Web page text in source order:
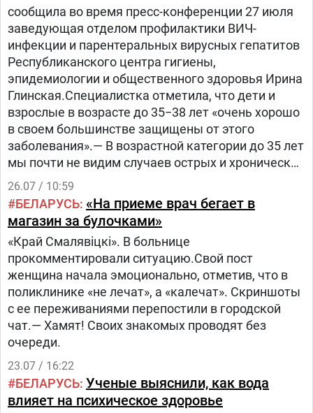
сообщила во время пресс-конференции 27 июля
заведующая отделом профилактики ВИЧ-
инфекции и парентеральных вирусных гепатитов
Республиканского центра гигиены,
эпидемиологии и общественного здоровья Ирина
Глинская.Специалистка отметила, что дети и
взрослые в возрасте до 35−38 лет «очень хорошо
в своем большинстве защищены от этого
заболевания».— В возрастной категории до 35 лет
мы почти не видим случаев острых и хронических
гепатитов, — сообщила Ирина Глинская.Спикер
подчеркнула, что таких результатов удалось
добиться благодаря проводимой длительное
время массовой вакцинации. В Беларуси
бесплатная прививка против гепатита В
предусмотрена для детей с 12 часов
жизни.«Более 97% детей в возрасте до года
ежегодно получают вакцинацию против гепатита
В, и эта защита сохраняется длительный период,
20 лет и более», — сказала Ирина
Глинская.Бесплатную вакцину получают и
взрослые, которые имеют более высокий риск
заражения.
26.07 / 10:59
БЕЛАРУСЬ «На приеме врач бегает в
магазин за булочками»
«Край Смалявіцкі». В больнице
прокомментировали ситуацию.Свой пост
женщина начала эмоционально, отметив, что в
поликлинике «не лечат», а «калечат». Скриншоты
с ее переживаниями перепостили в городской
чат.— Хамят! Своих знакомых проводят без
очереди.
23.07 / 16:22
БЕЛАРУСЬ Ученые выяснили, как вода
влияет на психическое здоровье